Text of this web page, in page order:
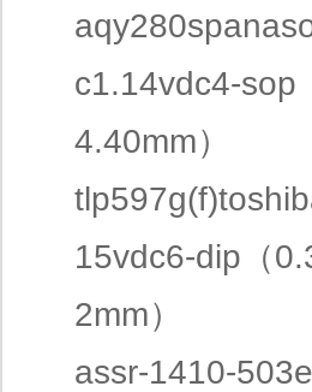
c1.14vdc4-sop
4.40mm）
15vdc6-dip（
2mm）
assr-1410-